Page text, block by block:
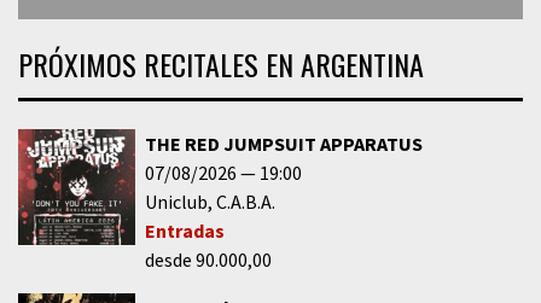
PRÓXIMOS RECITALES EN ARGENTINA
THE RED JUMPSUIT APPARATUS
07/08/2026
19:00
Uniclub C.A.B.A.
Entradas
desde 90.000,00